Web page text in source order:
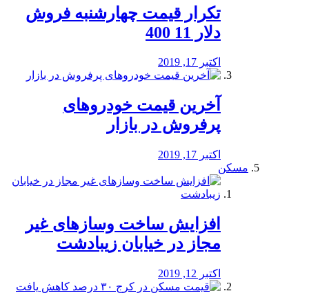
تکرار قیمت چهارشنبه فروش
دلار 11 400
اکتبر 17, 2019
آخرین قیمت خودرو‌های
پرفروش در بازار
اکتبر 17, 2019
مسکن
افزایش ساخت وسازهای غیر
مجاز در خیابان زیبادشت
اکتبر 12, 2019